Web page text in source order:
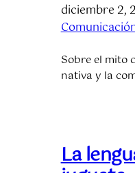
diciembre 2,
Sobre el mito
nativa y la
La